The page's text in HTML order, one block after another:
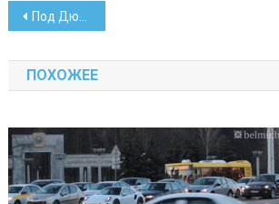
Навигация
по
записям
Под Дюссельдорфом задержали нетрезвого белоруса на грузовике
ПОХОЖЕЕ